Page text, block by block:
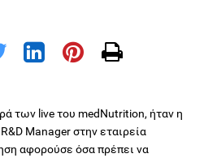
των live του medNutrition, ήταν η
Manager στην εταιρεία
αφορούσε όσα πρέπει να